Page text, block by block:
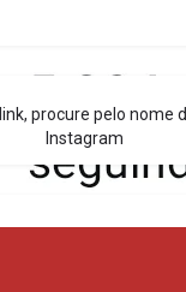
procure pelo nome
Instagram